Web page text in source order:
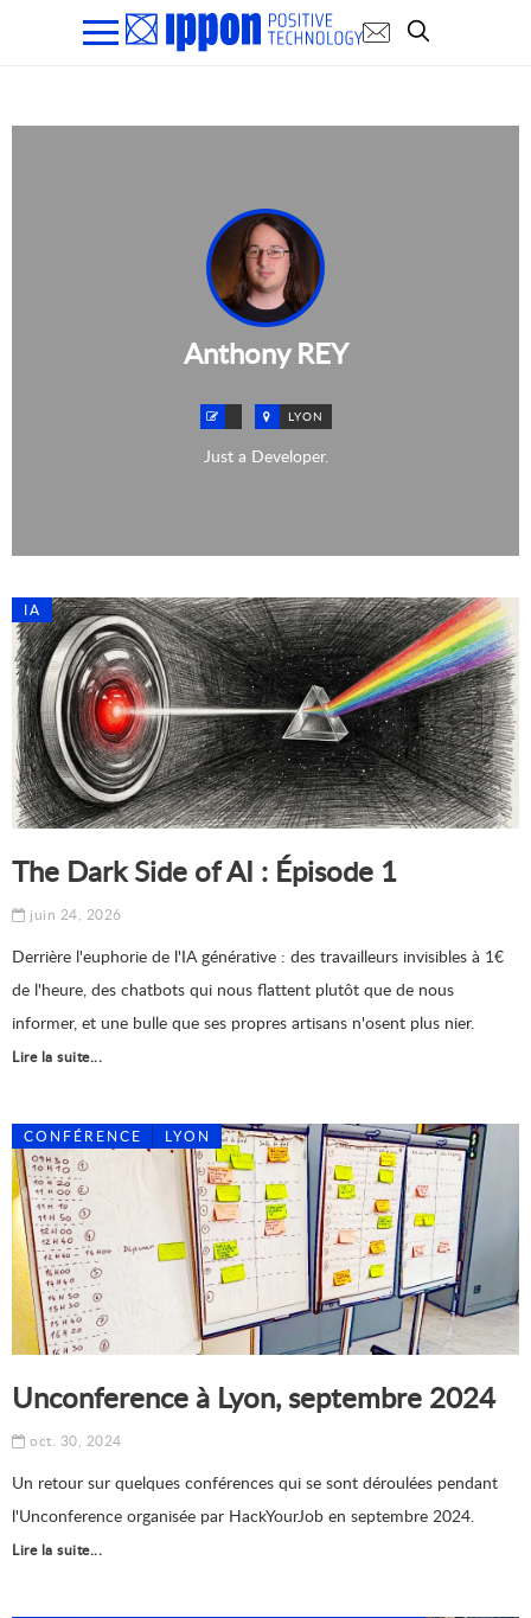
Anthony REY
LYON
Just a Developer.
IA
The Dark Side of AI : Épisode 1
juin 24, 2026
Derrière l'euphorie de l'IA générative : des travailleurs invisibles à 1€
de l'heure, des chatbots qui nous flattent plutôt que de nous
informer, et une bulle que ses propres artisans n'osent plus nier.
Lire la suite...
CONFÉRENCE LYON
Unconference à Lyon, septembre 2024
oct. 30, 2024
Un retour sur quelques conférences qui se sont déroulées pendant
l'Unconference organisée par HackYourJob en septembre 2024.
Lire la suite...